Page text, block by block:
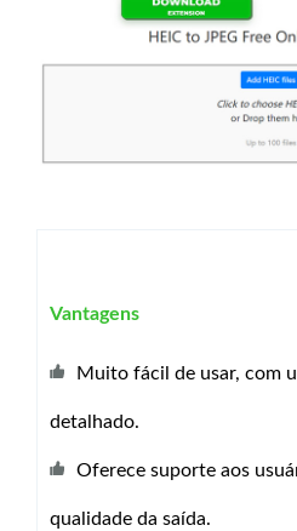
Vantagens
Muito fácil de usar, com
detalhado.
Oferece suporte aos
qualidade da saída.